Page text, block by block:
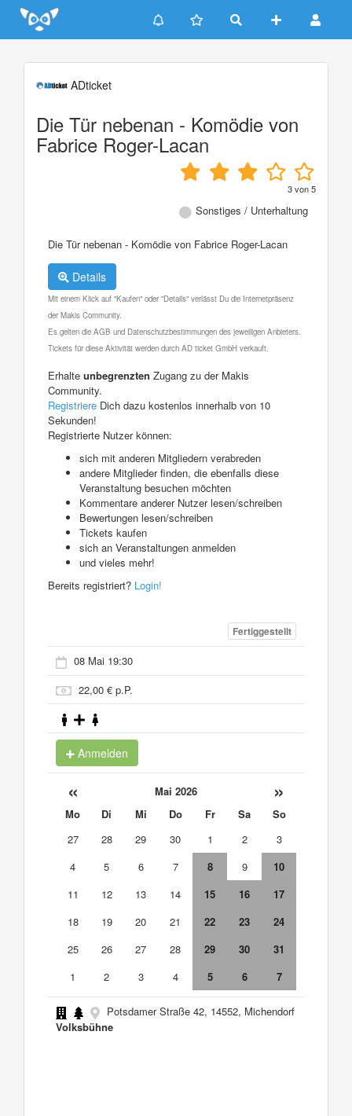
Update cookies preferences
ADticket
Die Tür nebenan - Komödie von
Fabrice Roger-Lacan
3von5
Sonstiges / Unterhaltung
Die Tür nebenan - Komödie von Fabrice Roger-Lacan
Details
Mit einem Klick auf "Kaufen" oder "Details" verlässt Du die Internetpräsenz
der Makis Community.
Es gelten die AGB und Datenschutzbestimmungen des jeweiligen Anbieters.
Tickets für diese Aktivität werden durch AD ticket GmbH verkauft.
Erhalte unbegrenzten Zugang zu der Makis
Community.
Registriere Dich dazu kostenlos innerhalb von 10
Sekunden!
Registrierte Nutzer können:
sich mit anderen Mitgliedern verabreden
andere Mitglieder finden, die ebenfalls diese
Veranstaltung besuchen möchten
Kommentare anderer Nutzer lesen/schreiben
Bewertungen lesen/schreiben
Tickets kaufen
sich an Veranstaltungen anmelden
und vieles mehr!
Bereits registriert? Login!
Fertiggestellt
08 Mai 19:30
22,00 € p.P.
Anmelden
« Mai 2026 »
Mo Di Mi Do Fr Sa
So
27
28 29 30 1 2
3
4
5 6 7 8 9
10
11
12 13 14 15 16
17
18
19 20 21 22 23
24
25
26 27 28 29 30
31
1
2 3 4 5 6 7
Potsdamer Straße 42, 14552, Michendorf
Volksbühne